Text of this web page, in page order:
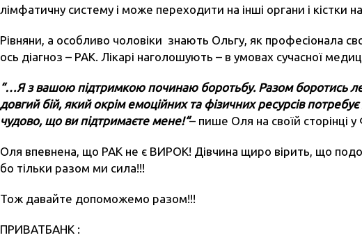
лімфатичну систему і може переходити на інші органи і кістки на
Рівняни, а особливо чоловіки знають Ольгу, як професіонала
ось діагноз – РАК. Лікарі наголошують – в умовах сучасної
“…Я з вашою підтримкою починаю боротьбу. Разом боротись
довгий бій, який окрім емоційних та фізичних ресурсів
чудово, що ви підтримаєте мене!“– пише Оля на своїй сторінці у
Оля впевнена, що РАК не є ВИРОК! Дівчина щиро вірить, що
бо тільки разом ми сила!!!
Тож давайте допоможемо разом!!!
ПРИВАТБАНК :